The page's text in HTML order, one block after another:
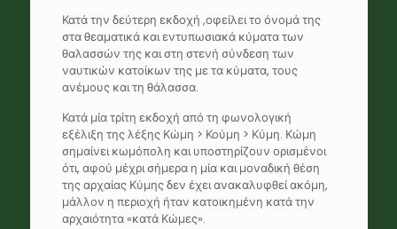
Κατά την δεύτερη εκδοχή ,οφείλει το όνομά της
στα θεαματικά και εντυπωσιακά κύματα των
θαλασσών της και στη στενή σύνδεση των
ναυτικών κατοίκων της με τα κύματα, τους
ανέμους και τη θάλασσα.
Κατά μία τρίτη εκδοχή από τη φωνολογική
εξέλιξη της λέξης Κώμη > Κούμη > Κύμη. Κώμη
σημαίνει κωμόπολη και υποστηρίζουν ορισμένοι
ότι, αφού μέχρι σήμερα η μία και μοναδική θέση
της αρχαίας Κύμης δεν έχει ανακαλυφθεί ακόμη,
μάλλον η περιοχή ήταν κατοικημένη κατά την
αρχαιότητα «κατά Κώμες».